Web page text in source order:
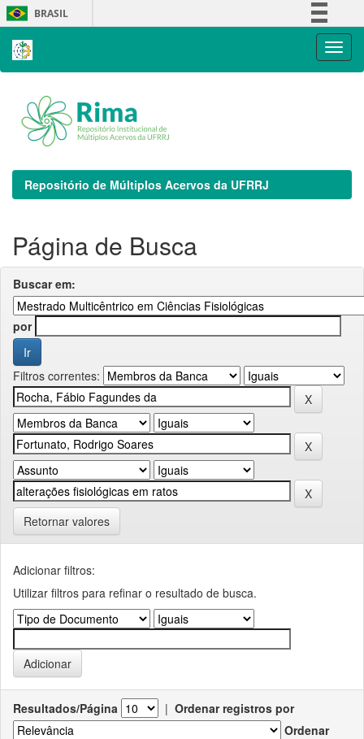
Skip
navigation
BRASIL
Repositório de Múltiplos Acervos da UFRRJ
Página de Busca
Buscar em:
por
Filtros correntes:
Retornar valores
Adicionar filtros:
Utilizar filtros para refinar o resultado de busca.
Resultados/Página | Ordenar registros por
Ordenar